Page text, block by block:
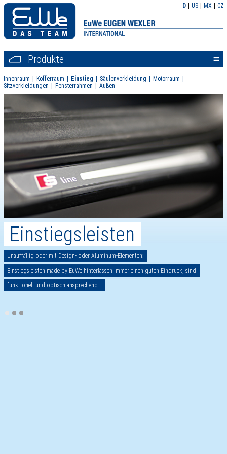
D US MX CZ
Produkte <<
Innenraum Kofferraum Einstieg Säulenverkleidung
Motorraum
Sitzverkleidungen
Fensterrahmen Außen
Einstiegsleisten
Unauffällig oder mit Design- oder Aluminum-Elementen:
Einstiegsleisten made by EuWe hinterlassen immer einen guten Eindruck, sind
funktionell und optisch ansprechend.
•••